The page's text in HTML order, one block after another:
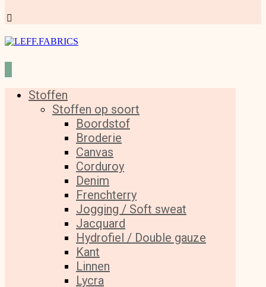
Stoffen
Stoffen op soort
Boordstof
Broderie
Canvas
Corduroy
Denim
Frenchterry
Jogging / Soft sweat
Jacquard
Hydrofiel / Double gauze
Kant
Linnen
Lycra